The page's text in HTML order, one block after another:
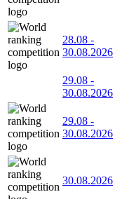
28.08 -
30.08.2026
29.08 -
30.08.2026
29.08 -
30.08.2026
30.08.2026